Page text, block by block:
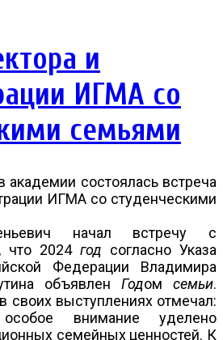
и
ИГМА со
семьями
академии состоялась встреча
ИГМА со студенческими
начал встречу с
что 2024 год согласно Указа
Федерации Владимира
объявлен Годом семьи.
своих выступлениях отмечал:
внимание уделено
семейных ценностей. К